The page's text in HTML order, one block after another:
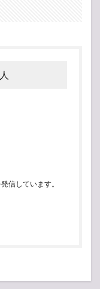
信しています。